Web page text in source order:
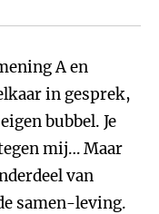
A en
in gesprek,
bubbel. Je
mij… Maar
van
samen-leving.